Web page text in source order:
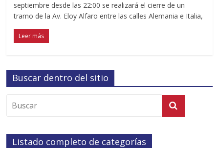
septiembre desde las 22:00 se realizará el cierre de un
tramo de la Av. Eloy Alfaro entre las calles Alemania e Italia,
Leer más
Buscar dentro del sitio
Listado completo de categorías